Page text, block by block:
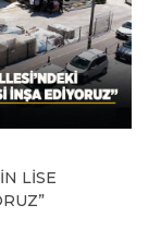
LİSE